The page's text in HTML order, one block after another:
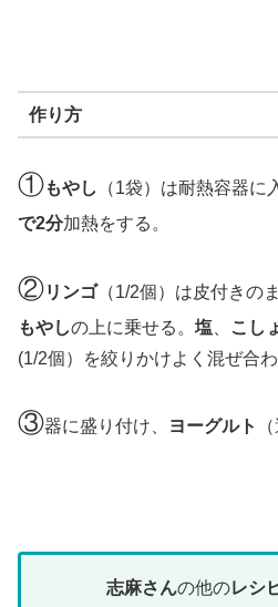
作り方
①もやし （1袋）は耐熱容器に
で2分加熱をする。
②リンゴ（1/2個）は皮付きの
もやしの上に乗せる。 塩 こし
(1/2個）を絞りかけよく混ぜ合わ
③器に盛り付け、 ヨーグルト
志麻さんの他のレシ